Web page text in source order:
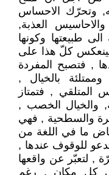
وتحرّك الاحساس
العذبة,
طبيعتها وكونها
فينعكس كلّ هذا على
, فتصبح المفردة
بالخيال ,
المتلقي , فتمتاز
والخيال الخصب ,
والسطحية , فهي
ما في اللغة من
للوقوف عندها ,
, لتعبّر عن واقعها
كل مكان , رغم